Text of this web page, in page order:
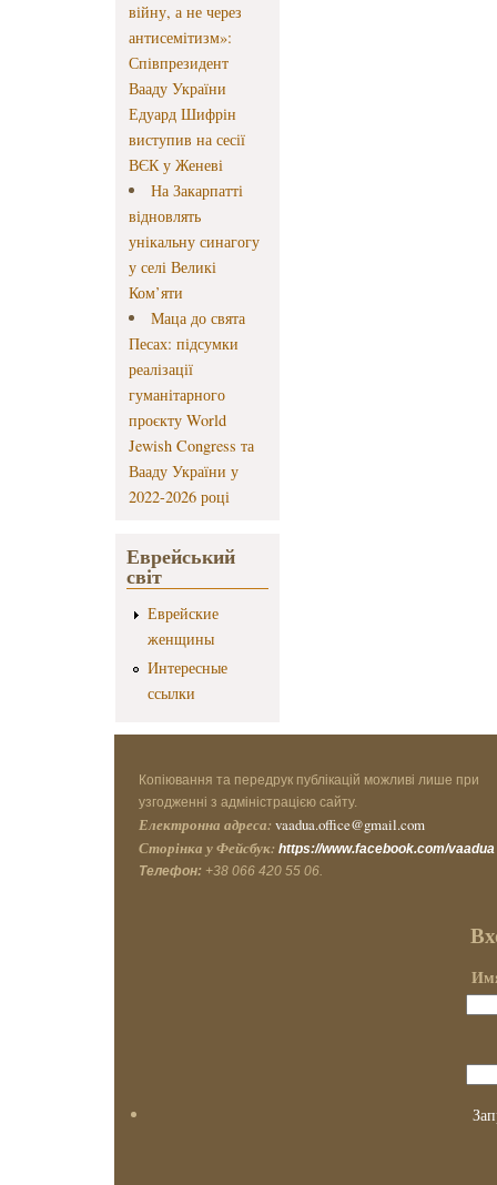
війну, а не через
антисемітизм»:
Співпрезидент
Вааду України
Едуард Шифрін
виступив на сесії
ВЄК у Женеві
На Закарпатті
відновлять
унікальну синагогу
у селі Великі
Ком’яти
Маца до свята
Песах: підсумки
реалізації
гуманітарного
проєкту World
Jewish Congress та
Вааду України у
2022-2026 році
Еврейський
світ
Еврейские
женщины
Интересные
ссылки
Копіювання та передрук публікацій можливі лише при
узгодженні з адміністрацією сайту.
Електронна адреса: vaadua.office@gmail.com
Сторінка у Фейсбук: https://www.facebook.com/vaadua
Телефон: +38 066 420 55 06.